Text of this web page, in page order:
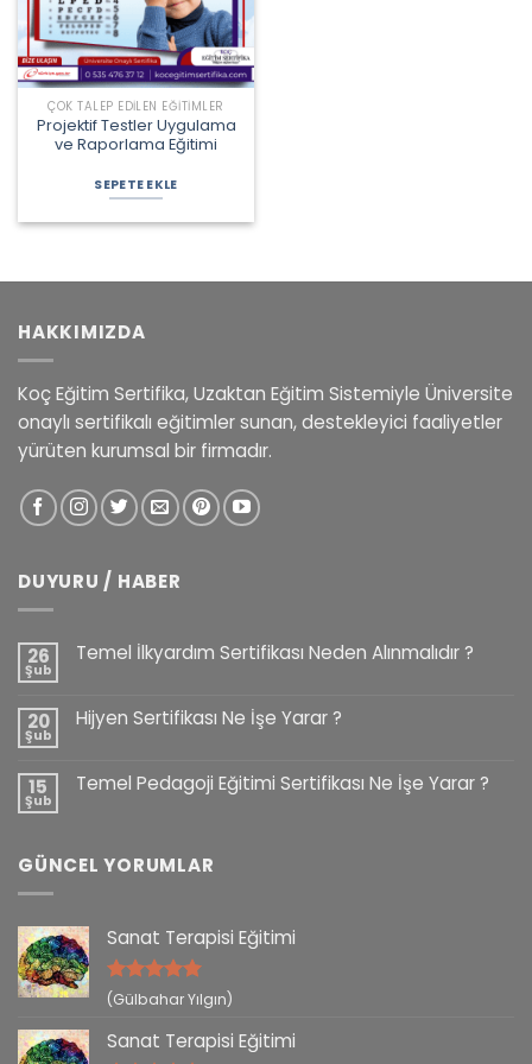
ÇOK TALEP EDILEN EĞITIMLER
Projektif Testler Uygulama
ve Raporlama Eğitimi
fiyat:
2.000,00 ₺.
andaki
fiyat:
1.800,00 ₺.
SEPETE EKLE
HAKKIMIZDA
Koç Eğitim Sertifika, Uzaktan Eğitim Sistemiyle Üniversite
onaylı sertifikalı eğitimler sunan, destekleyici faaliyetler
yürüten kurumsal bir firmadır.
DUYURU / HABER
26
Şub
Temel İlkyardım Sertifikası Neden Alınmalıdır ?
20
Şub
Hijyen Sertifikası Ne İşe Yarar ?
15
Şub
Temel Pedagoji Eğitimi Sertifikası Ne İşe Yarar ?
GÜNCEL YORUMLAR
Sanat Terapisi Eğitimi
5 üzerinden
(Gülbahar Yılgın)
Sanat Terapisi Eğitimi